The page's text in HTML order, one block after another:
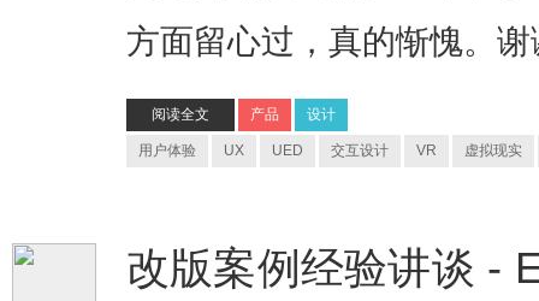
方面留心过，真的惭愧。
阅读全文 产品 设计
用户体验 UX UED 交互设计 VR 虚拟现实
改版案例经验讲谈 -